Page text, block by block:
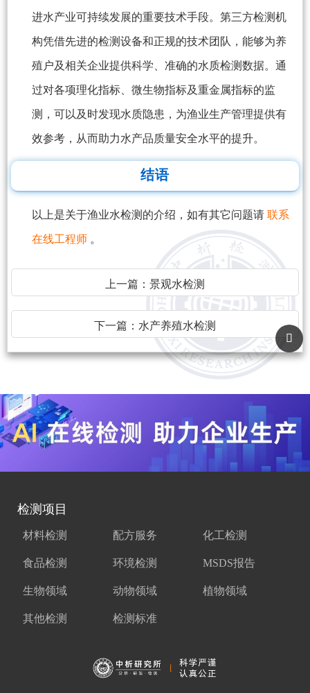
进水产业可持续发展的重要技术手段。第三方检测机
构凭借先进的检测设备和正规的技术团队，能够为养
殖户及相关企业提供科学、准确的水质检测数据。通
过对各项理化指标、微生物指标及重金属指标的监
测，可以及时发现水质隐患，为渔业生产管理提供有
效参考，从而助力水产品质量安全水平的提升。
结语
以上是关于渔业水检测的介绍，如有其它问题请 联系
在线工程师 。
上一篇： 景观水检测
下一篇： 水产养殖水检测
检测项目
材料检测 配方服务 化工检测
食品检测 环境检测 MSDS报告
生物领域 动物领域 植物领域
其他检测 检测标准